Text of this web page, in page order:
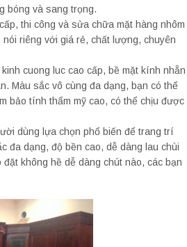
bóng và sang trọng.
thi công và sửa chữa mặt hàng nhôm
riêng với giá rẻ, chất lượng, chuyên
cuong luc cao cấp, bề mặt kính nhẵn
Màu sắc vô cùng đa dạng, bạn có thể
bảo tính thẩm mỹ cao, có thể chịu được
dùng lựa chọn phổ biến để trang trí
đa dạng, độ bền cao, dễ dàng lau chùi
không hề dễ dàng chút nào, các bạn